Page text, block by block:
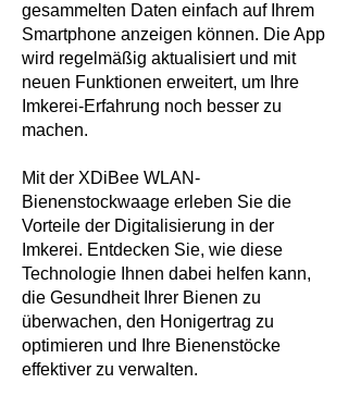
gesammelten Daten einfach auf Ihrem
Smartphone anzeigen können. Die App
wird regelmäßig aktualisiert und mit
neuen Funktionen erweitert, um Ihre
Imkerei-Erfahrung noch besser zu
machen.
Mit der XDiBee WLAN-
Bienenstockwaage erleben Sie die
Vorteile der Digitalisierung in der
Imkerei. Entdecken Sie, wie diese
Technologie Ihnen dabei helfen kann,
die Gesundheit Ihrer Bienen zu
überwachen, den Honigertrag zu
optimieren und Ihre Bienenstöcke
effektiver zu verwalten.